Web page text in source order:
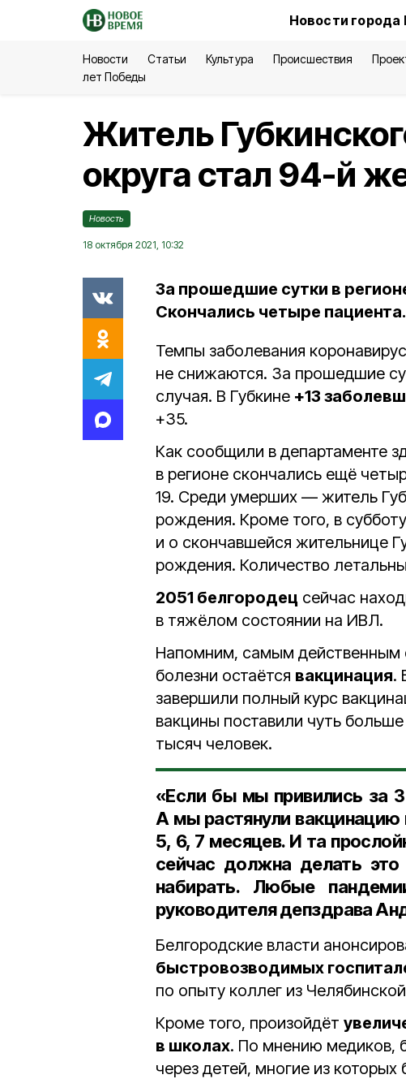
Новости города
Новости Статьи Культура Происшествия
лет Победы
Житель
округа стал 94-й
Новость
18 октября 2021, 10:32
За прошедшие сутки в
Скончались четыре пациента.
Темпы заболевания
не снижаются. За прошедшие
случая. В Губкине +13
+35.
Как сообщили в департаменте
в регионе скончались ещё
19. Среди умерших — житель
рождения. Кроме того, в
и о скончавшейся жительнице
рождения. Количество
2051 белгородец сейчас
в тяжёлом состоянии на ИВЛ.
Напомним, самым действенным
болезни остаётся вакцинация.
завершили полный курс
вакцины поставили чуть
тысяч человек.
«Если бы мы привились за
А мы растянули
5, 6, 7 месяцев. И та
сейчас должна делать
набирать. Любые
руководителя депздрава
Белгородские власти
быстровозводимых
по опыту коллег из
Кроме того, произойдёт
в школах. По мнению медиков,
через детей, многие из